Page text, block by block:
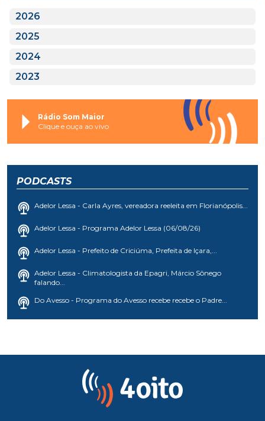
2026
2025
2024
2023
Rádio Som Maior
Clique e ouça ao vivo
PODCASTS
Adelor Lessa - Carla Ayres, vereadora reeleita em Florianópolis...
Adelor Lessa - Programa Adelor Lessa (06/08/26)
Adelor Lessa - Prefeito de Criciúma, Prefeita de Içara,...
Adelor Lessa - Climatologista da Epagri, Márcio Sônego
falando...
Do Avesso - Programa do Avesso recebe recebe o Padre...